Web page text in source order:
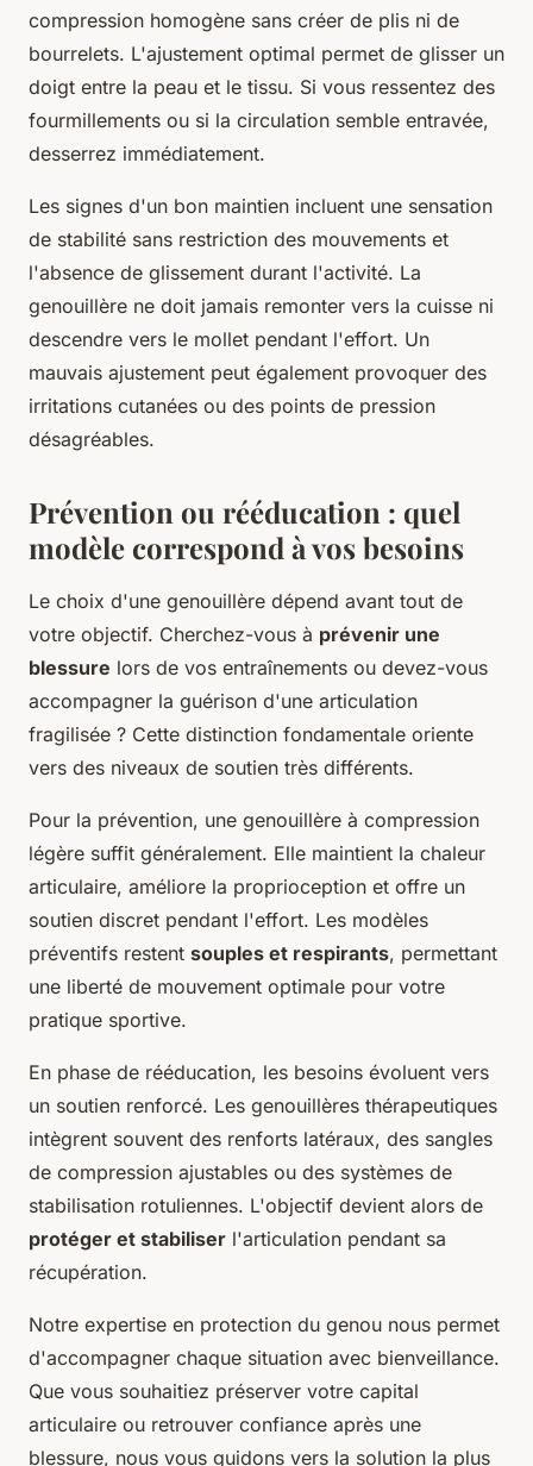
compression homogène sans créer de plis ni de
bourrelets. L'ajustement optimal permet de glisser un
doigt entre la peau et le tissu. Si vous ressentez des
fourmillements ou si la circulation semble entravée,
desserrez immédiatement.
Les signes d'un bon maintien incluent une sensation
de stabilité sans restriction des mouvements et
l'absence de glissement durant l'activité. La
genouillère ne doit jamais remonter vers la cuisse ni
descendre vers le mollet pendant l'effort. Un
mauvais ajustement peut également provoquer des
irritations cutanées ou des points de pression
désagréables.
Prévention ou rééducation : quel
modèle correspond à vos besoins
Le choix d'une genouillère dépend avant tout de
votre objectif. Cherchez-vous à prévenir une
blessure lors de vos entraînements ou devez-vous
accompagner la guérison d'une articulation
fragilisée ? Cette distinction fondamentale oriente
vers des niveaux de soutien très différents.
Pour la prévention, une genouillère à compression
légère suffit généralement. Elle maintient la chaleur
articulaire, améliore la proprioception et offre un
soutien discret pendant l'effort. Les modèles
préventifs restent souples et respirants, permettant
une liberté de mouvement optimale pour votre
pratique sportive.
En phase de rééducation, les besoins évoluent vers
un soutien renforcé. Les genouillères thérapeutiques
intègrent souvent des renforts latéraux, des sangles
de compression ajustables ou des systèmes de
stabilisation rotuliennes. L'objectif devient alors de
protéger et stabiliser l'articulation pendant sa
récupération.
Notre expertise en protection du genou nous permet
d'accompagner chaque situation avec bienveillance.
Que vous souhaitiez préserver votre capital
articulaire ou retrouver confiance après une
blessure, nous vous guidons vers la solution la plus